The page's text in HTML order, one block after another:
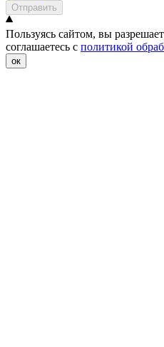
Отправить
Пользуясь сайтом, вы
соглашаетесь с политикой
ок